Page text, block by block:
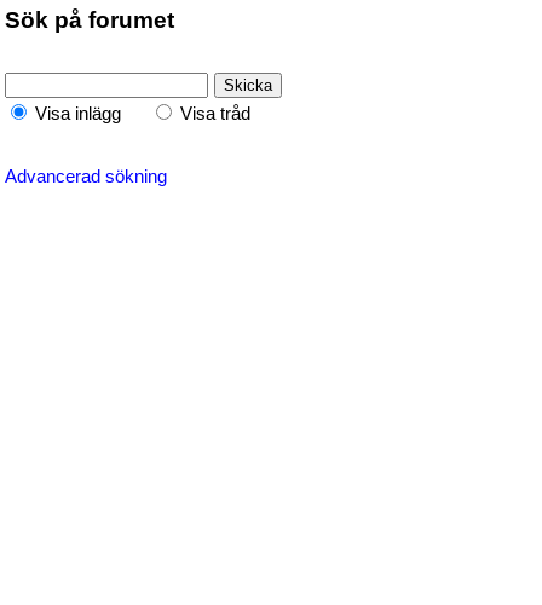
Sök på forumet
Visa inlägg Visa tråd
Advancerad sökning